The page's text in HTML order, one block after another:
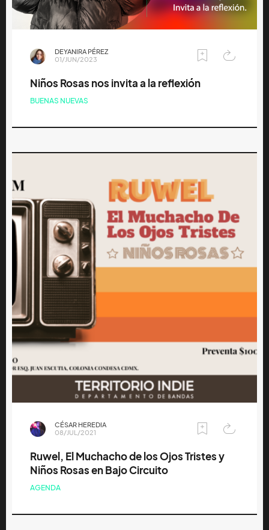
DEYANIRA PÉREZ
01/JUN/2023
Niños Rosas nos invita a la reflexión
BUENAS NUEVAS
CÉSAR HEREDIA
08/JUL/2021
Ruwel, El Muchacho de los Ojos Tristes y
Niños Rosas en Bajo Circuito
AGENDA